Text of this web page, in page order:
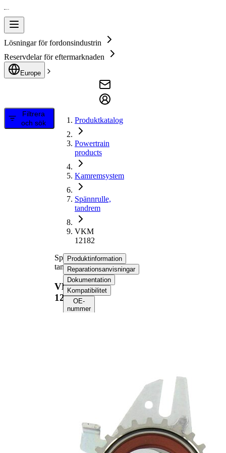
Lösningar för fordonsindustrin
Reservdelar för eftermarknaden
Europe
Filtrera
och sök
Produktkatalog
Powertrain
products
Kamremsystem
Spännrulle,
tandrem
VKM
12182
Spännrulle,
tandrem
VKM
12182
Produktinformation
Reparationsanvisningar
Dokumentation
Kompatibilitet
OE-
nummer